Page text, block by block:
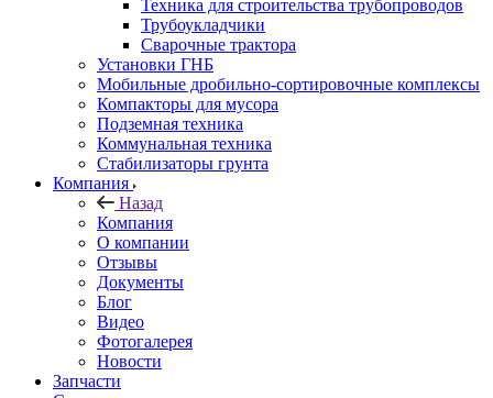
Техника для строительства трубопроводов
Трубоукладчики
Сварочные трактора
Установки ГНБ
Мобильные дробильно-сортировочные комплексы
Компакторы для мусора
Подземная техника
Коммунальная техника
Стабилизаторы грунта
Компания
Назад
Компания
О компании
Отзывы
Документы
Блог
Видео
Фотогалерея
Новости
Запчасти